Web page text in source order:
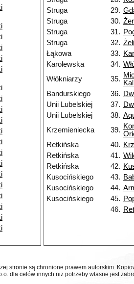
Struga
29.
Struga
30.
Struga
31.
Struga
32.
Łąkowa
33.
Karolewska
34.
Włókniarzy
35.
Bandurskiego 36.
Unii Lubelskiej
37.
Unii Lubelskiej
38.
Krzemieniecka
39.
Retkińska 40.
Retkińska
41.
Retkińska
42.
Kusocińskiego
43.
Kusocińskiego
44.
Kusocińskiego
45.
46.
stronie są chronione prawem autorskim.
dla celów innych niż potrzeby własne jest